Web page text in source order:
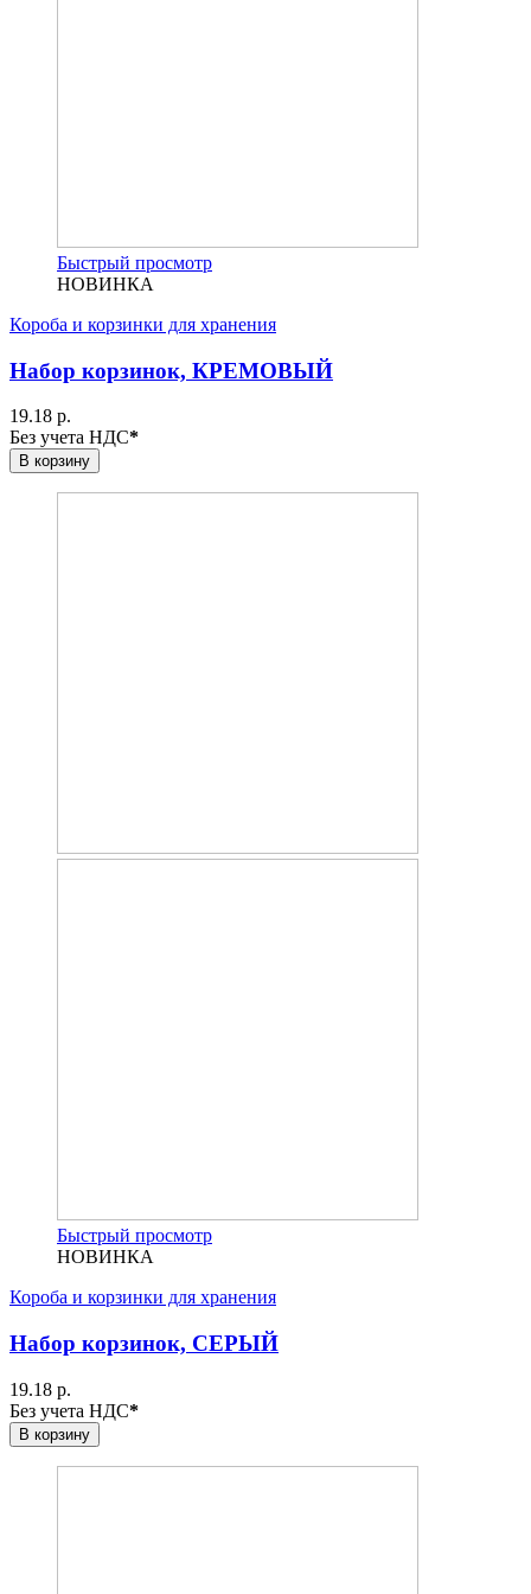
Быстрый просмотр
НОВИНКА
Короба и корзинки для хранения
Набор корзинок, КРЕМОВЫЙ
19.18 р.
Без учета НДС*
В корзину
Быстрый просмотр
НОВИНКА
Короба и корзинки для хранения
Набор корзинок, СЕРЫЙ
19.18 р.
Без учета НДС*
В корзину